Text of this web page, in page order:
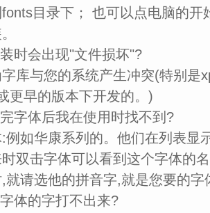
目录下； 也可以点电脑的开
时会出现"文件损坏"?
库与您的系统产生冲突(特别是
更早的版本下开发的。)
字体后我在使用时找不到?
例如华康系列的。他们在列表显
双击字体可以看到这个字体的
就请选他的拼音字,就是您要的字
体的字打不出来?